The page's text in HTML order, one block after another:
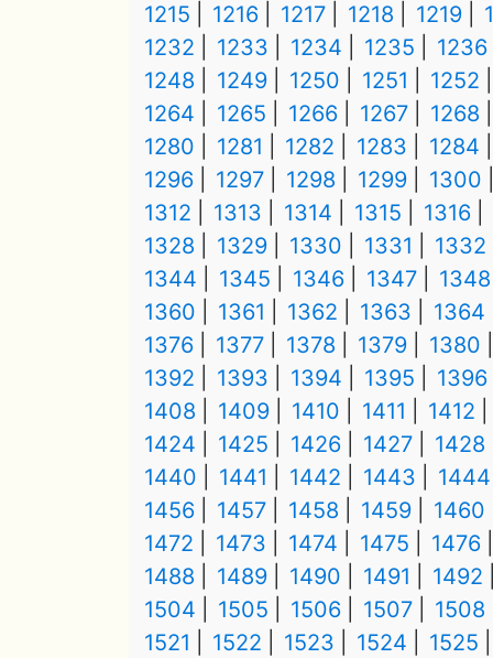
1215
1216 1217 1218 1219
1232
1233 1234 1235
1236
1248
1249 1250 1251
1252
1264
1265 1266 1267
1268
1280
1281 1282 1283
1284
1296
1297 1298 1299
1300
1312
1313 1314 1315
1316
1328
1329 1330 1331
1332
1344
1345 1346 1347
1348
1360
1361 1362 1363
1364
1376
1377 1378 1379
1380
1392
1393 1394 1395
1396
1408
1409 1410 1411
1412
1424
1425 1426 1427
1428
1440
1441 1442 1443
1444
1456
1457 1458 1459
1460
1472
1473 1474 1475
1476
1488
1489 1490 1491
1492
1504
1505 1506 1507
1508
1521
1522 1523 1524 1525